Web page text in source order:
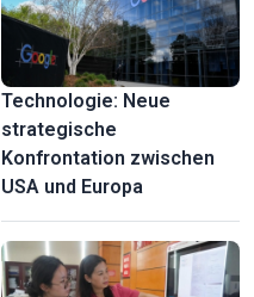
Technologie: Neue
strategische
Konfrontation zwischen
USA und Europa